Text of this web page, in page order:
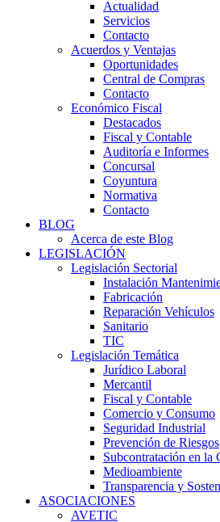
Actualidad
Servicios
Contacto
Acuerdos y Ventajas
Oportunidades
Central de Compras
Contacto
Económico Fiscal
Destacados
Fiscal y Contable
Auditoría e Informes
Concursal
Coyuntura
Normativa
Contacto
BLOG
Acerca de este Blog
LEGISLACIÓN
Legislación Sectorial
Instalación
Fabricación
Reparación Vehículos
Sanitario
TIC
Legislación Temática
Jurídico Laboral
Mercantil
Fiscal y Contable
Comercio y Consumo
Seguridad Industrial
Prevención de Riesgos
Subcontratación en la
Medioambiente
Transparencia y
ASOCIACIONES
AVETIC